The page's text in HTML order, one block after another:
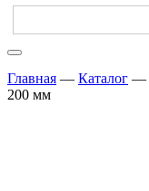
Главная — Каталог —
200 мм